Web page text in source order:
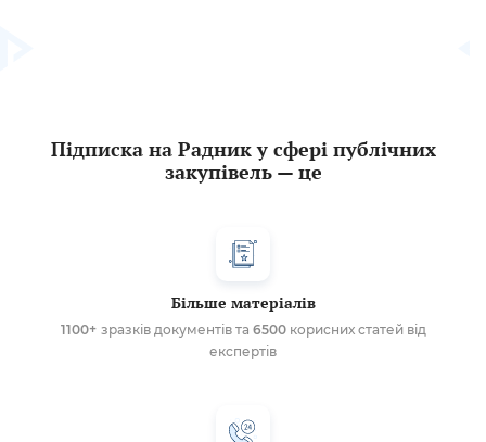
Підписка на Радник у сфері публічних
закупівель — це
Більше матеріалів
1100+ зразків документів та 6500корисних статей від
експертів